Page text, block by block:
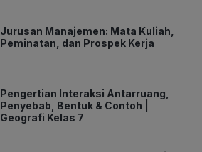
Jurusan Manajemen: Mata Kuliah,
Peminatan, dan Prospek Kerja
Pengertian Interaksi Antarruang,
Penyebab, Bentuk & Contoh |
Geografi Kelas 7